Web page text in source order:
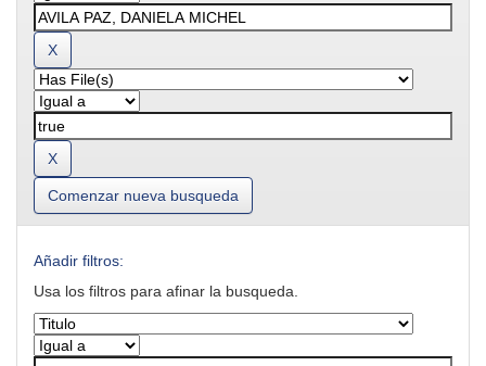
Comenzar nueva busqueda
Añadir filtros:
Usa los filtros para afinar la busqueda.